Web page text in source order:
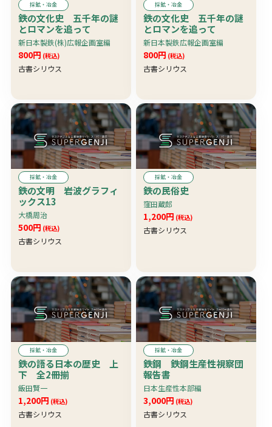
採鉱・冶金
鉄の文化史 五千年の謎
とロマンを追って
新日本製鉄(株)広報企画室編
800円 (税込)
古書シリウス
採鉱・冶金
鉄の文化史 五千年の謎
とロマンを追って
新日本製鉄広報企画室編
800円 (税込)
古書シリウス
採鉱・冶金
鉄の文明 岩波グラフィ
ックス13
大橋周治
500円 (税込)
古書シリウス
採鉱・冶金
鉄の民俗史
窪田蔵郎
1,200円 (税込)
古書シリウス
採鉱・冶金
鉄の語る日本の歴史 上
下 全2冊揃
飯田賢一
1,200円 (税込)
古書シリウス
採鉱・冶金
鉄鋼 鉄鋼生産性視察団
報告書
日本生産性本部編
3,000円 (税込)
古書シリウス